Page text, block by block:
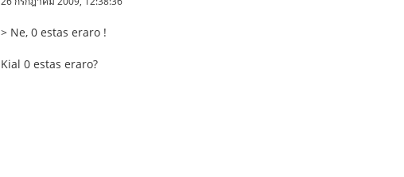
> Ne, 0 estas eraro !
Kial 0 estas eraro?